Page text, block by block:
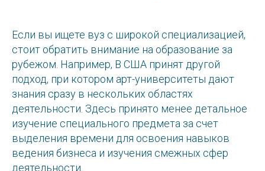
Если вы ищете вуз с широкой специализацией,
стоит обратить внимание на образование за
рубежом. Например, В США принят другой
подход, при котором арт-университеты дают
знания сразу в нескольких областях
деятельности. Здесь принято менее детальное
изучение специального предмета за счет
выделения времени для освоения навыков
ведения бизнеса и изучения смежных сфер
деятельности.